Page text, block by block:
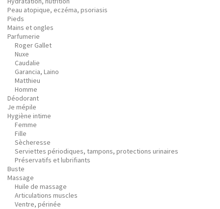
Peau atopique, eczéma, psoriasis
Pieds
Mains et ongles
Parfumerie
Roger Gallet
Nuxe
Caudalie
Garancia, Laino
Matthieu
Homme
Déodorant
Je mépile
Hygiène intime
Femme
Fille
Sècheresse
Serviettes périodiques, tampons, protections urinaires
Préservatifs et lubrifiants
Buste
Massage
Huile de massage
Articulations muscles
Ventre, périnée